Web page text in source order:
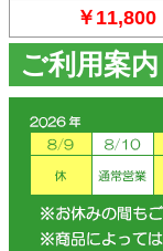
￥11,800
ご利用案内